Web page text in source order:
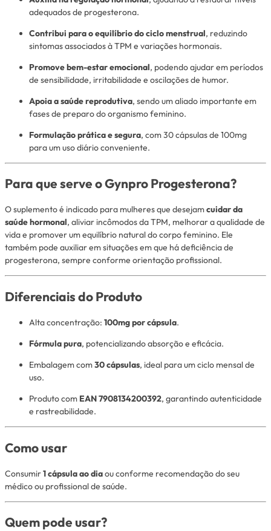
adequados de progesterona.
Contribui para o equilíbrio do ciclo menstrual, reduzindo
sintomas associados à TPM e variações hormonais.
Promove bem-estar emocional, podendo ajudar em períodos
de sensibilidade, irritabilidade e oscilações de humor.
Apoia a saúde reprodutiva, sendo um aliado importante em
fases de preparo do organismo feminino.
Formulação prática e segura, com 30 cápsulas de 100mg
para um uso diário conveniente.
Para que serve o Gynpro Progesterona?
O suplemento é indicado para mulheres que desejamcuidar da
saúde hormonal, aliviar incômodos da TPM, melhorar a qualidade de
vida e promover um equilíbrio natural do corpo feminino. Ele
também pode auxiliar em situações em que há deficiência de
progesterona, sempre conforme orientação profissional.
Diferenciais do Produto
Alta concentração: 100mg por cápsula.
Fórmula pura, potencializando absorção e eficácia.
Embalagem com30 cápsulas, ideal para um ciclo mensal de
uso.
Produto com EAN 7908134200392, garantindo autenticidade
e rastreabilidade.
Como usar
Consumir1 cápsula ao diaou conforme recomendação do seu
médico ou profissional de saúde.
Quem pode usar?